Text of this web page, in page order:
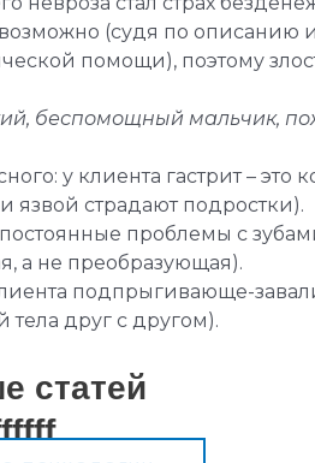
(судя по описанию
помощи), поэтому
беспомощный мальчик,
у клиента гастрит –
язвой страдают подростки).
проблемы с
а не преобразующая).
подпрыгивающе-
тела друг с другом).
статей